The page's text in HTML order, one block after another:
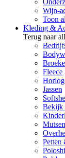
Wijn-
Toon
Kleding &
Terug naar
Fleece
Jassen
Bekijk
Mutsen
Petten